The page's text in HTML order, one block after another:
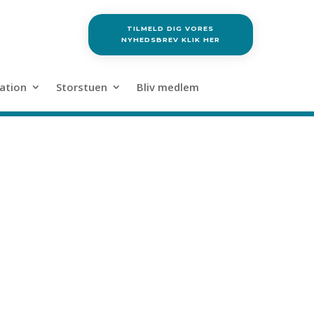
TILMELD DIG VORES
NYHEDSBREV KLIK HER
Storstuen Bliv medlem